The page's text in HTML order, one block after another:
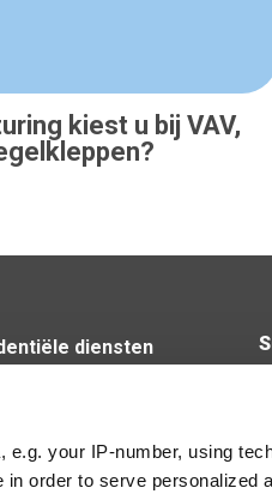
e.g. your IP-number, using
order to serve personalized
kiest u bij VAV,
diensten